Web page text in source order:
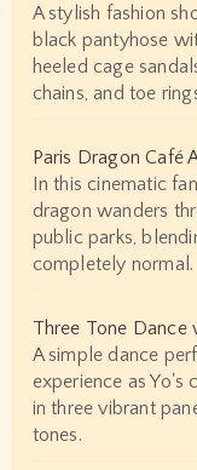
A stylish fashion
black pantyhose
heeled cage
chains, and toe
Paris Dragon Café
In this cinematic
dragon wanders
public parks,
completely normal.
Three Tone Dance
A simple dance
experience as Yo's
in three vibrant
tones.